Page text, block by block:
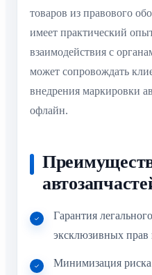
товаров из правового
имеет практический
взаимодействия с
может сопровождать
внедрения маркировки
офлайн.
Гарантия
эксклюзивных прав
Минимизация риска